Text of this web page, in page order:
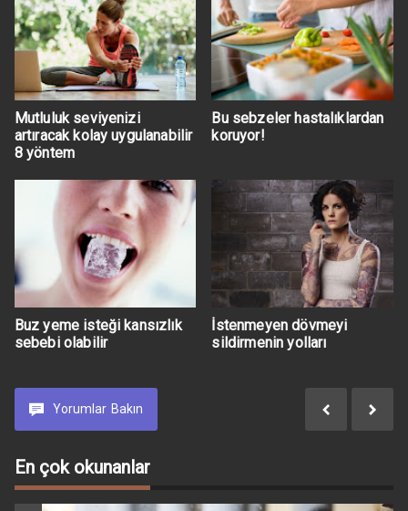
Mutluluk seviyenizi
artıracak kolay uygulanabilir
8 yöntem
Bu sebzeler hastalıklardan
koruyor!
Buz yeme isteği kansızlık
sebebi olabilir
İstenmeyen dövmeyi
sildirmenin yolları
Yorumlar Bakın
En çok okunanlar